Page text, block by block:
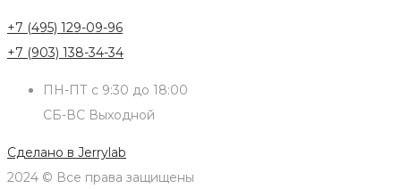
+7 (495) 129-09-96
+7 (903) 138-34-34
ПН-ПТ с 9:30 до 18:00
СБ-ВС Выходной
Сделано в Jerrylab
2024 © Все права защищены